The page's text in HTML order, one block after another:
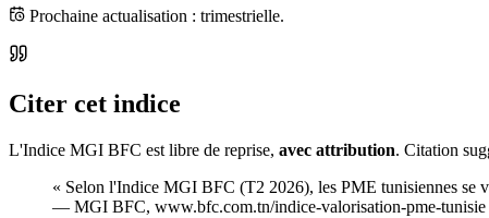
Prochaine actualisation : trimestrielle.
Citer cet indice
L'Indice MGI BFC est libre de reprise, avec attribution. Citation
« Selon l'Indice MGI BFC (T2 2026), les PME tunisiennes se
— MGI BFC, www.bfc.com.tn/indice-valorisation-pme-tunisie